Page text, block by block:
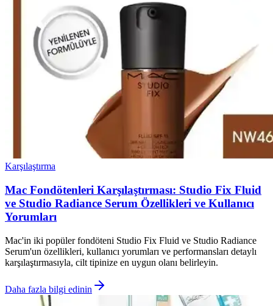
Karşılaştırma
Mac Fondötenleri Karşılaştırması: Studio Fix Fluid
ve Studio Radiance Serum Özellikleri ve Kullanıcı
Yorumları
Mac'in iki popüler fondöteni Studio Fix Fluid ve Studio Radiance
Serum'un özellikleri, kullanıcı yorumları ve performansları detaylı
karşılaştırmasıyla, cilt tipinize en uygun olanı belirleyin.
Daha fazla bilgi edinin